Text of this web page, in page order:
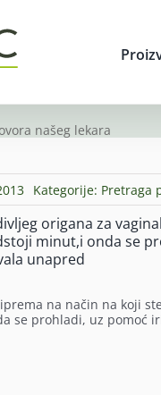
našeg lekara
Kategorije: Pretraga
origana za
minut,i onda se
unapred
na način na koji
se prohladi, uz pomoć